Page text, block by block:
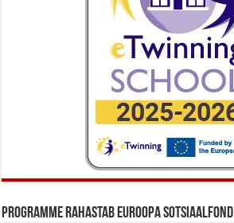
Programme rahastab Euroopa Sotsiaalfond